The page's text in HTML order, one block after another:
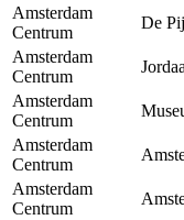
Amsterdam
Centrum
De
Amsterdam
Centrum
Amsterdam
Centrum
Amsterdam
Centrum
Amsterdam
Centrum